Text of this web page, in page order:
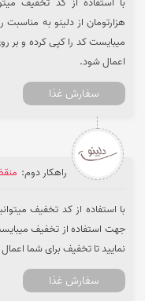
هزارتومان از دلینو به
میبایست کد را کپی کرده و بر
اعمال شود.
سفارش غذا
راهکار دوم:
جهت استفاده از تخفیف
نمایید تا تخفیف برای شما
سفارش غذا